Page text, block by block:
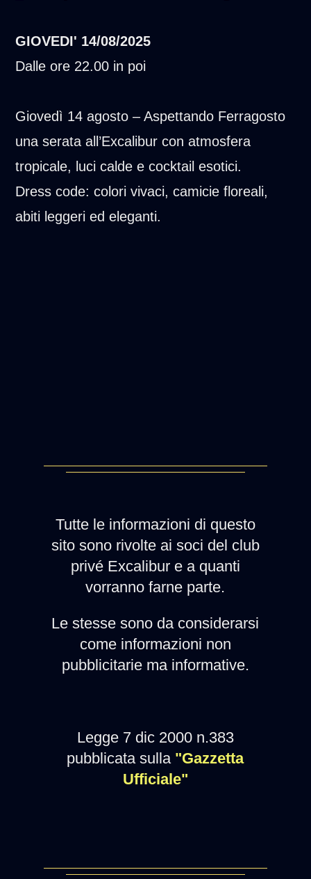
GIOVEDI' 14/08/2025
Dalle ore 22.00 in poi
Giovedì 14 agosto – Aspettando Ferragosto
una serata all’Excalibur con atmosfera
tropicale, luci calde e cocktail esotici.
Dress code: colori vivaci, camicie floreali,
abiti leggeri ed eleganti.
Tutte le informazioni di questo
sito sono rivolte ai soci del club
privé Excalibur e a quanti
vorranno farne parte.
Le stesse sono da considerarsi
come informazioni non
pubblicitarie ma informative.
Legge 7 dic 2000 n.383
pubblicata sulla "Gazzetta
Ufficiale"